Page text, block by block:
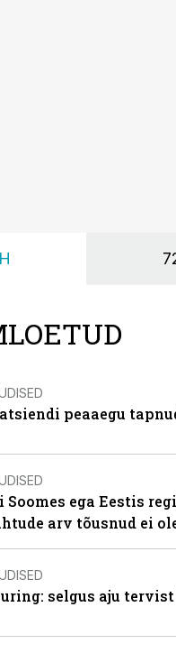
peaaegu
Soomes ega Eestis
arv tõusnud ei
selgus aju